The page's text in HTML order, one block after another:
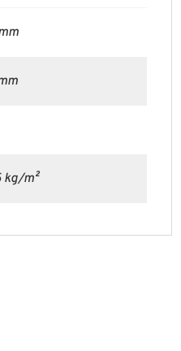
kg/m²